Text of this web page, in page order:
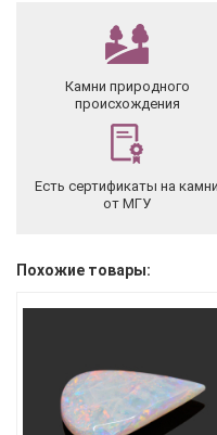
Камни природного
происхождения
Есть сертификаты на камни
от МГУ
Похожие товары: